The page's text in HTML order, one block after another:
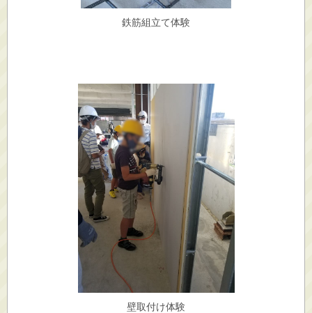
鉄筋組立て体験
壁取付け体験